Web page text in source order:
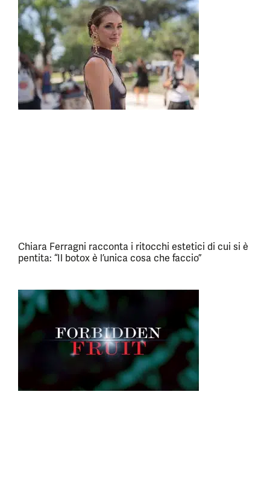
Chiara Ferragni racconta i ritocchi estetici di cui si è
pentita: “Il botox è l’unica cosa che faccio”